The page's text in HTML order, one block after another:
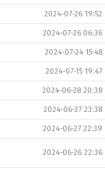
2024-07-26 19:52
2024-07-26 06:36
2024-07-24 15:48
2024-07-15 19:47
2024-06-28 20:38
2024-06-27 23:38
2024-06-27 22:39
2024-06-26 22:36